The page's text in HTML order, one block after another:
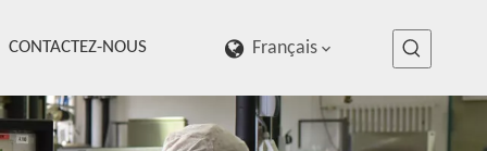
CONTACTEZ-NOUS Français